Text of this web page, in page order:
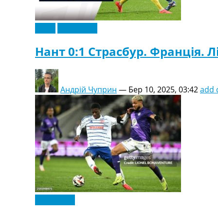
Нант 0:1 Страсбур. Франція.
Андрій Чуприн — Бер 10, 2025, 03:42add